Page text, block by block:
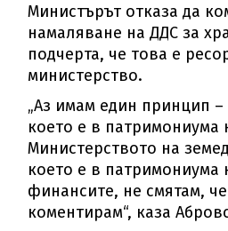
Министърът отказа да
намаляване на ДДС за
подчерта, че това е
министерство.
„Аз имам един принцип
което е в патримониума
Министерството на
което е в патримониума
финансите, не смятам,
коментирам“, каза